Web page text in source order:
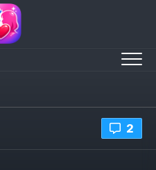
будущую жену в
2